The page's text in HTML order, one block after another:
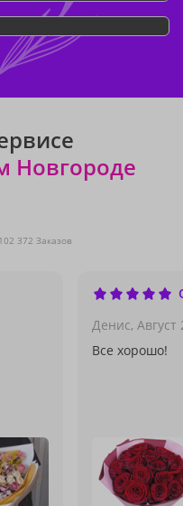
Новгороде
102 372 Заказов
Денис, Август
Все хорошо!